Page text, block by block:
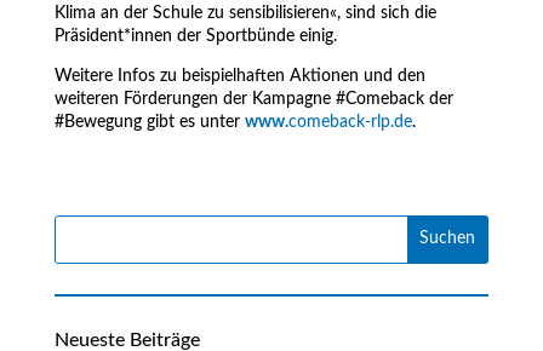
Klima an der Schule zu sensibilisieren«, sind sich die
Präsident*innen der Sportbünde einig.
Weitere Infos zu beispielhaften Aktionen und den
weiteren Förderungen der Kampagne #Comeback der
#Bewegung gibt es unter www.comeback-rlp.de.
Neueste Beiträge